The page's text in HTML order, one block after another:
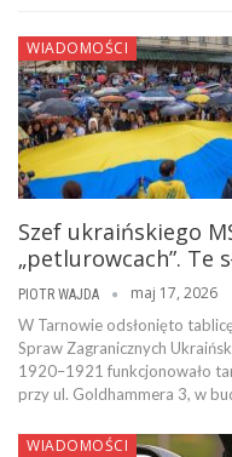
WIADOMOŚCI
Szef ukraińskiego
„petlurowcach”. Te
PIOTR WAJDA maj 17, 2026
W Tarnowie odsłonięto
Spraw Zagranicznych
1920–1921 funkcjonowało
przy ul. Goldhammera 3, w
WIADOMOŚCI